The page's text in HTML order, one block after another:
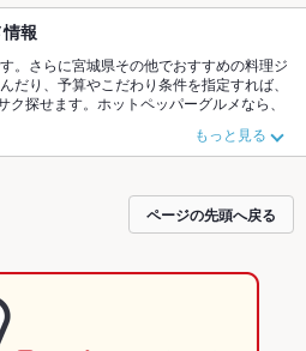
報
。さらに宮城県その他でおすすめの料理ジ
だり、予算やこだわり条件を指定すれば、
探せます。ホットペッパーグルメなら、
新情報をご紹介しているので安心！24時間
るお店も拡大中です。友達どうしの飲み会
もっと見る
ページの先頭へ戻る